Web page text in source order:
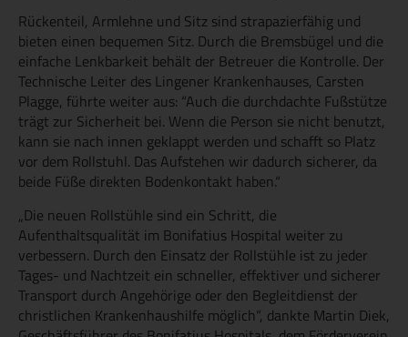
Rückenteil, Armlehne und Sitz sind strapazierfähig und
bieten einen bequemen Sitz. Durch die Bremsbügel und die
einfache Lenkbarkeit behält der Betreuer die Kontrolle. Der
Technische Leiter des Lingener Krankenhauses, Carsten
Plagge, führte weiter aus: “Auch die durchdachte Fußstütze
trägt zur Sicherheit bei. Wenn die Person sie nicht benutzt,
kann sie nach innen geklappt werden und schafft so Platz
vor dem Rollstuhl. Das Aufstehen wir dadurch sicherer, da
beide Füße direkten Bodenkontakt haben.“
„Die neuen Rollstühle sind ein Schritt, die
Aufenthaltsqualität im Bonifatius Hospital weiter zu
verbessern. Durch den Einsatz der Rollstühle ist zu jeder
Tages- und Nachtzeit ein schneller, effektiver und sicherer
Transport durch Angehörige oder den Begleitdienst der
christlichen Krankenhaushilfe möglich“, dankte Martin Diek,